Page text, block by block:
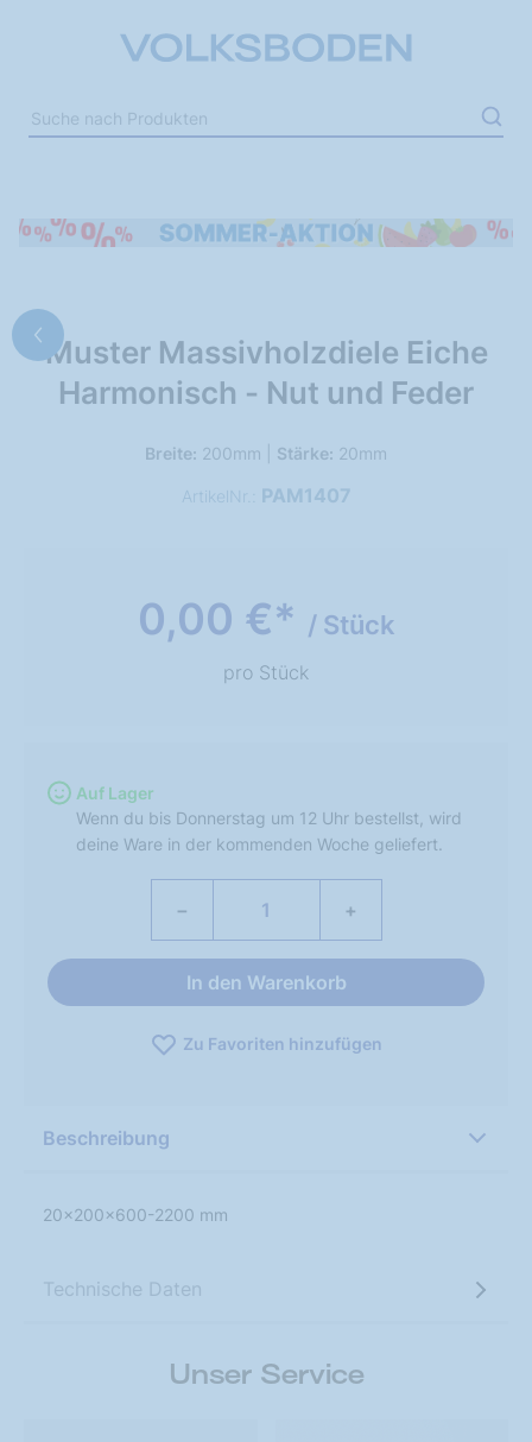
Muster Massivholzdiele Eiche
Harmonisch - Nut und Feder
Breite: 200mm | Stärke: 20mm
ArtikelNr.: PAM1407
0,00 €* / Stück
pro Stück
Auf Lager
Wenn du bis Donnerstag um 12 Uhr bestellst, wird
deine Ware in der kommenden Woche geliefert.
− +
In den Warenkorb
Zu Favoriten hinzufügen
Beschreibung
20x200x600-2200 mm
Technische Daten
Unser Service